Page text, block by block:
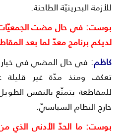
البحرينيّة الطاحنة.
في حال مضت الجمعيّات في
برنامج معدّ لما بعد المقاطعة؟
: في حال المضي في خيار
ومنذ مدّة غير قليلة على
يتمتّع بالنفس الطويل
النظام السياسيّ.
ما الحدّ الأدنى الذي من